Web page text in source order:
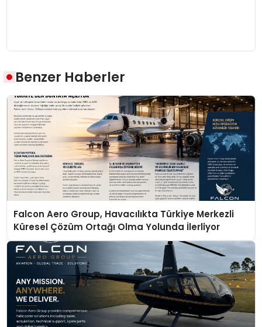
Benzer Haberler
Falcon Aero Group, Havacılıkta Türkiye Merkezli
Küresel Çözüm Ortağı Olma Yolunda İlerliyor